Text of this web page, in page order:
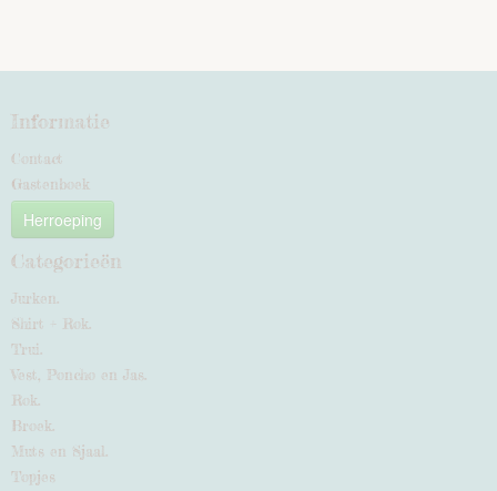
Informatie
Contact
Gastenboek
Herroeping
Categorieën
Jurken.
Shirt + Rok.
Trui.
Vest, Poncho en Jas.
Rok.
Broek.
Muts en Sjaal.
Topjes